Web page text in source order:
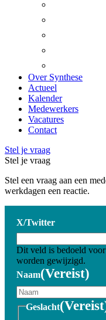
Over Synthese
Actueel
Kalender
Medewerkers
Vacatures
Contact
Stel je vraag
Stel je vraag
Stel een vraag aan een
werkdagen een reactie.
X/Twitter
Dit veld is bedoeld
worden gewijzigd.
Naam(Vereist)
Geslacht